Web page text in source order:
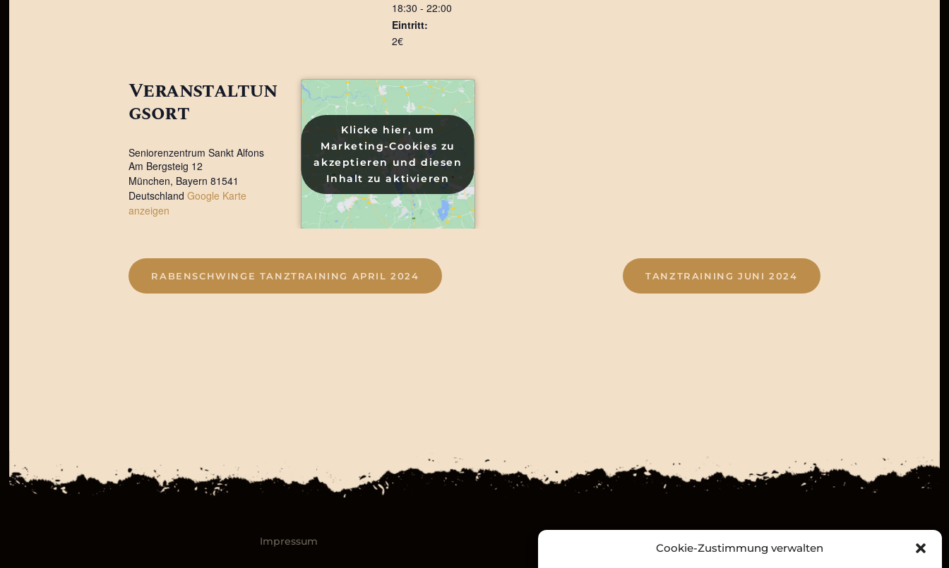
Cookie-Zustimmung verwalten
18:30 - 22:00
Eintritt:
2€
Veranstaltun
gsort
Seniorenzentrum Sankt Alfons
Am Bergsteig 12
München, Bayern 81541
Deutschland Google Karte
anzeigen
Klicke hier, um
Marketing-Cookies zu
akzeptieren und diesen
Inhalt zu aktivieren
Klicke hier, um
Marketing-Cookies zu
akzeptieren und diesen
Inhalt zu aktivieren
RABENSCHWINGE TANZTRAINING APRIL 2024 TANZTRAINING JUNI 2024
Impressum
Discord